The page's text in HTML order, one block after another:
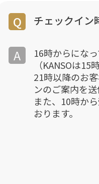
チェックイン
16時からになっ
（KANSOは15
21時以降のお
ンのご案内を送
また、10時か
おります。